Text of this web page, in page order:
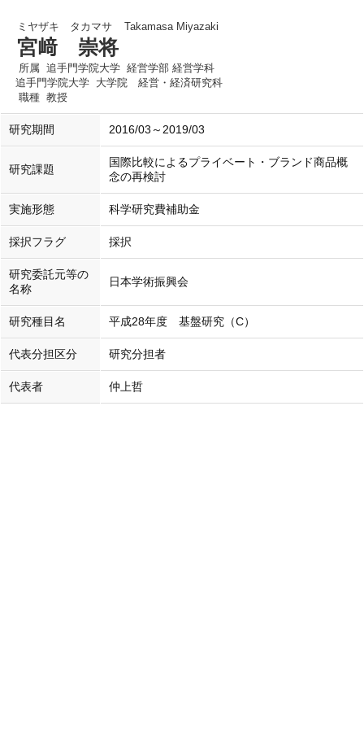
ミヤザキ タカマサ Takamasa Miyazaki
宮﨑 崇将
所属 追手門学院大学 経営学部 経営学科
追手門学院大学 大学院 経営・経済研究科
職種 教授
研究期間 2016/03～2019/03
研究課題
国際比較によるプライベート・ブランド商品概
念の再検討
実施形態 科学研究費補助金
採択フラグ 採択
研究委託元等の
名称
日本学術振興会
研究種目名 平成28年度 基盤研究（C）
代表分担区分 研究分担者
代表者 仲上哲